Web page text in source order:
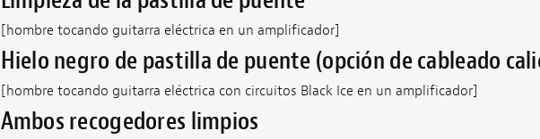
[hombre tocando guitarra eléctrica en un amplificador]
Hielo negro de pastilla de puente (opción de cableado
[hombre tocando guitarra eléctrica con circuitos Black Ice en un amplificador]
Ambos recogedores limpios